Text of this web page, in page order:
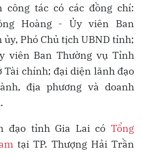
công tác có các đồng chí:
Hoàng - Ủy viên Ban
Phó Chủ tịch UBND tỉnh;
viên Ban Thường vụ Tỉnh
Tài chính; đại diện lãnh đạo
địa phương và doanh
đạo tỉnh Gia Lai có Tổng
tại TP. Thượng Hải Trần